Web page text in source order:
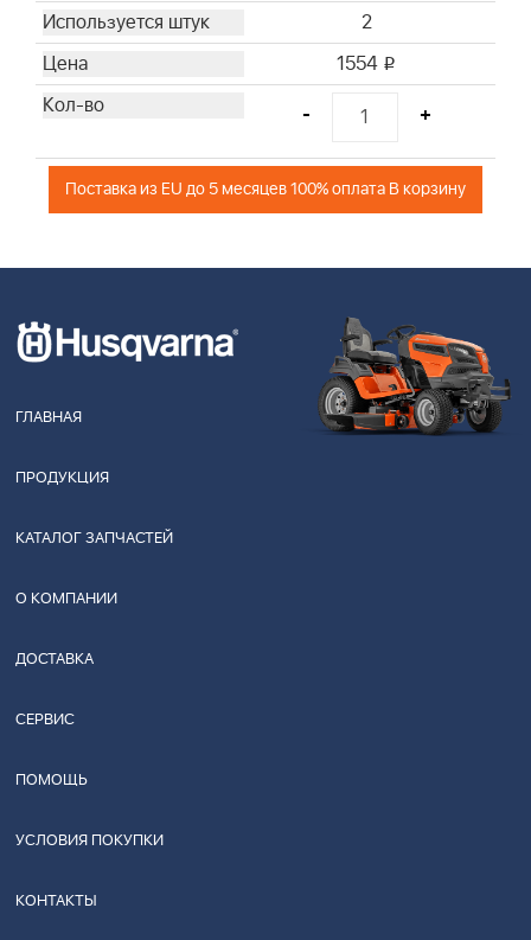
2
1554 i
- +
Поставка из EU до 5 месяцев 100% оплата В корзину
ГЛАВНАЯ
ПРОДУКЦИЯ
КАТАЛОГ ЗАПЧАСТЕЙ
О КОМПАНИИ
ДОСТАВКА
СЕРВИС
ПОМОЩЬ
УСЛОВИЯ ПОКУПКИ
КОНТАКТЫ